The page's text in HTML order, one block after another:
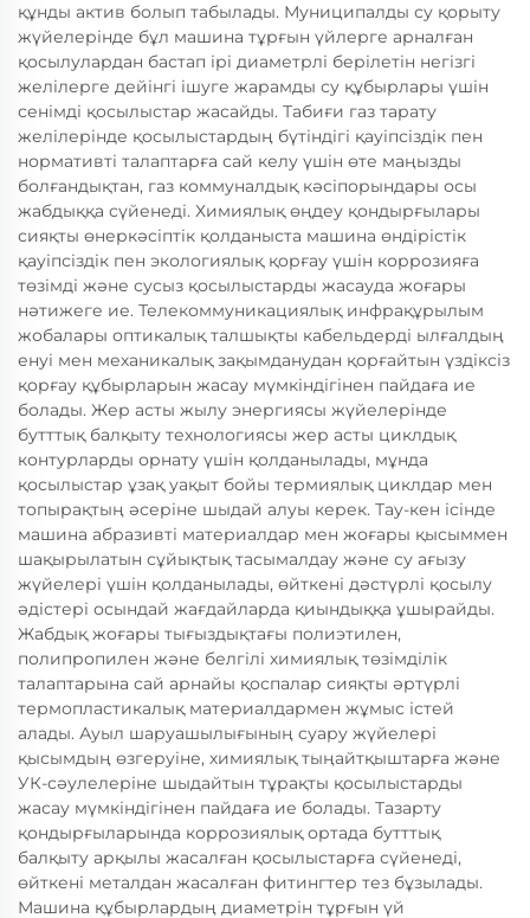
құнды актив болып табылады. Муниципалды су қорыту
жүйелерінде бұл машина тұрғын үйлерге арналған
қосылулардан бастап ірі диаметрлі берілетін негізгі
желілерге дейінгі ішуге жарамды су құбырлары үшін
сенімді қосылыстар жасайды. Табиғи газ тарату
желілерінде қосылыстардың бүтіндігі қауіпсіздік пен
нормативті талаптарға сай келу үшін өте маңызды
болғандықтан, газ коммуналдық кәсіпорындары осы
жабдыққа сүйенеді. Химиялық өңдеу қондырғылары
сияқты өнеркәсіптік қолданыста машина өндірістік
қауіпсіздік пен экологиялық қорғау үшін коррозияға
төзімді және сусыз қосылыстарды жасауда жоғары
нәтижеге ие. Телекоммуникациялық инфрақұрылым
жобалары оптикалық талшықты кабельдерді ылғалдың
енуі мен механикалық зақымданудан қорғайтын үздіксіз
қорғау құбырларын жасау мүмкіндігінен пайдаға ие
болады. Жер асты жылу энергиясы жүйелерінде
бутттық балқыту технологиясы жер асты циклдық
контурларды орнату үшін қолданылады, мұнда
қосылыстар ұзақ уақыт бойы термиялық циклдар мен
топырақтың әсеріне шыдай алуы керек. Тау-кен ісінде
машина абразивті материалдар мен жоғары қысыммен
шақырылатын сұйықтық тасымалдау және су ағызу
жүйелері үшін қолданылады, өйткені дәстүрлі қосылу
әдістері осындай жағдайларда қиындыққа ұшырайды.
Жабдық жоғары тығыздықтағы полиэтилен,
полипропилен және белгілі химиялық төзімділік
талаптарына сай арнайы қоспалар сияқты әртүрлі
термопластикалық материалдармен жұмыс істей
алады. Ауыл шаруашылығының суару жүйелері
қысымдың өзгеруіне, химиялық тыңайтқыштарға және
УК-сәулелеріне шыдайтын тұрақты қосылыстарды
жасау мүмкіндігінен пайдаға ие болады. Тазарту
қондырғыларында коррозиялық ортада бутттық
балқыту арқылы жасалған қосылыстарға сүйенеді,
өйткені металдан жасалған фитингтер тез бұзылады.
Машина құбырлардың диаметрін тұрғын үй